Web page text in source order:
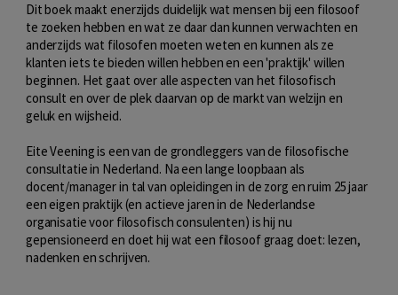
Dit boek maakt enerzijds duidelijk wat mensen bij een filosoof
te zoeken hebben en wat ze daar dan kunnen verwachten en
anderzijds wat filosofen moeten weten en kunnen als ze
klanten iets te bieden willen hebben en een 'praktijk' willen
beginnen. Het gaat over alle aspecten van het filosofisch
consult en over de plek daarvan op de markt van welzijn en
geluk en wijsheid.
Eite Veening is een van de grondleggers van de filosofische
consultatie in Nederland. Na een lange loopbaan als
docent/manager in tal van opleidingen in de zorg en ruim 25 jaar
een eigen praktijk (en actieve jaren in de Nederlandse
organisatie voor filosofisch consulenten) is hij nu
gepensioneerd en doet hij wat een filosoof graag doet: lezen,
nadenken en schrijven.